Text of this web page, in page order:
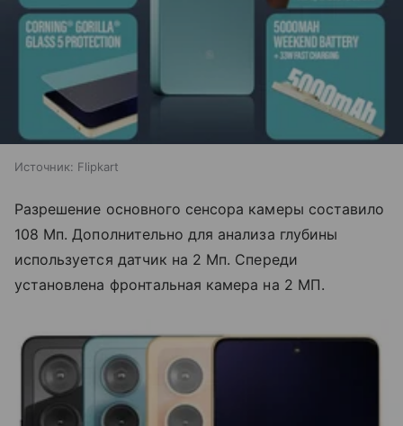
Источник: Flipkart
Разрешение основного сенсора камеры составило
108 Мп. Дополнительно для анализа глубины
используется датчик на 2 Мп. Спереди
установлена фронтальная камера на 2 МП.